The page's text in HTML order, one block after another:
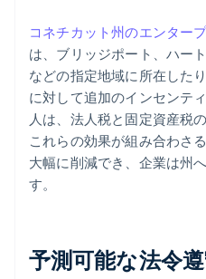
コネチカット州のエンター
は、ブリッジポート、ハー
などの指定地域に所在した
に対して追加のインセンテ
人は、法人税と固定資産税の
これらの効果が組み合わさ
大幅に削減でき、企業は州
す。
予測可能な法令